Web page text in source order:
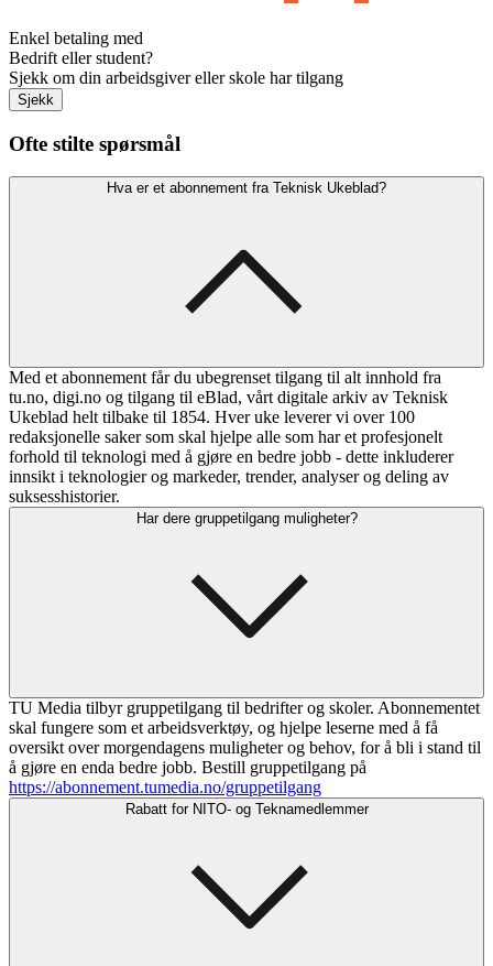
Enkel betaling med
Bedrift eller student?
Sjekk om din arbeidsgiver eller skole har tilgang
Sjekk
Ofte stilte spørsmål
Hva er et abonnement fra Teknisk Ukeblad?
Med et abonnement får du ubegrenset tilgang til alt innhold fra
tu.no, digi.no og tilgang til eBlad, vårt digitale arkiv av Teknisk
Ukeblad helt tilbake til 1854. Hver uke leverer vi over 100
redaksjonelle saker som skal hjelpe alle som har et profesjonelt
forhold til teknologi med å gjøre en bedre jobb - dette inkluderer
innsikt i teknologier og markeder, trender, analyser og deling av
suksesshistorier.
Har dere gruppetilgang muligheter?
TU Media tilbyr gruppetilgang til bedrifter og skoler. Abonnementet
skal fungere som et arbeidsverktøy, og hjelpe leserne med å få
oversikt over morgendagens muligheter og behov, for å bli i stand til
å gjøre en enda bedre jobb. Bestill gruppetilgang på
https://abonnement.tumedia.no/gruppetilgang
Rabatt for NITO- og Teknamedlemmer